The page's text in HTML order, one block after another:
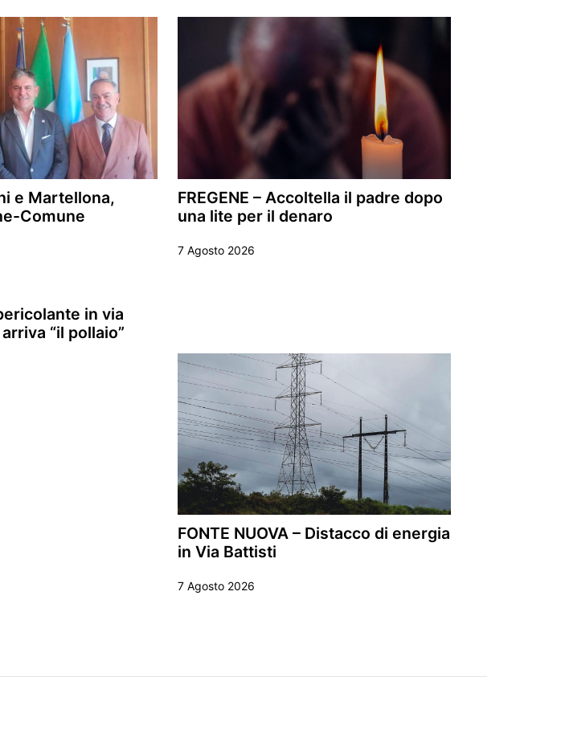
e Martellona,
Comune
FREGENE – Accoltella il padre dopo
una lite per il denaro
7 Agosto 2026
in via
“il pollaio”
FONTE NUOVA – Distacco di energia
in Via Battisti
7 Agosto 2026